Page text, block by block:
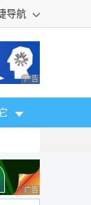
导航
广告 商业广告，理
广告 商业广告，理